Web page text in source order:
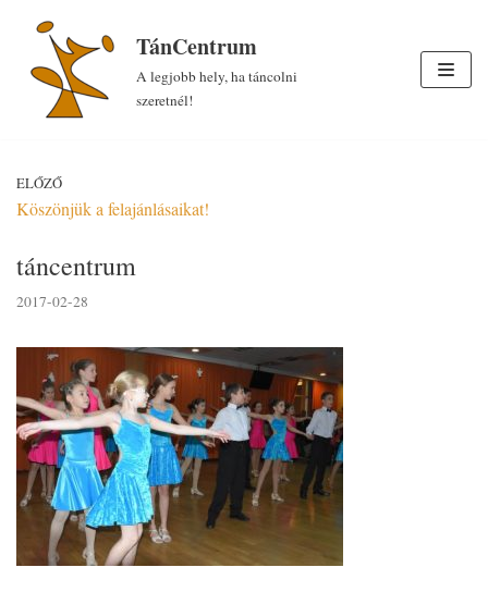
Skip
content
TánCentrum
A legjobb hely, ha táncolni
szeretnél!
ELŐZŐ
Köszönjük a felajánlásaikat!
táncentrum
2017-02-28